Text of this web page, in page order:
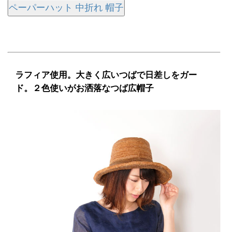
ペーパーハット 中折れ 帽子
ラフィア使用。大きく広いつばで日差しをガー
ド。２色使いがお洒落なつば広帽子